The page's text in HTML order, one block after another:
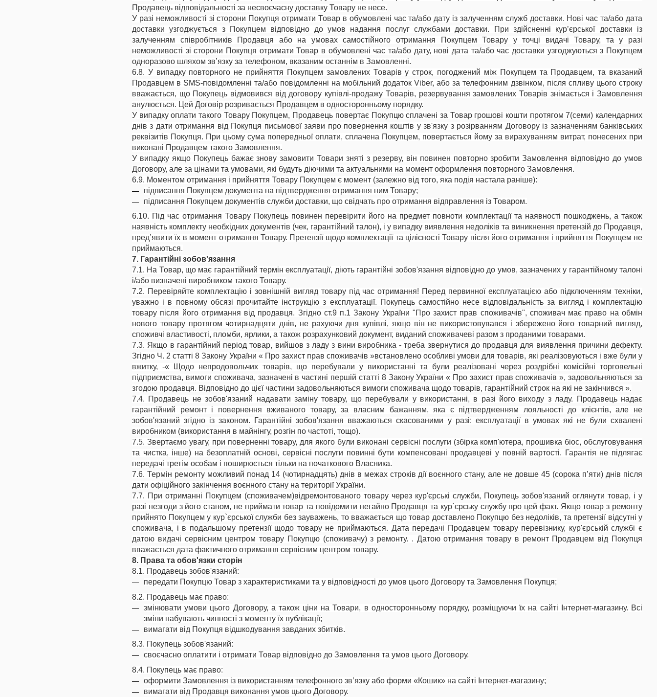
Продавець відповідальності за несвоєчасну доставку Товару не несе.
У разі неможливості зі сторони Покупця отримати Товар в обумовлені час та/або дату із залученням служб доставки. Нові час та/або дата
доставки узгоджується з Покупцем відповідно до умов надання послуг службами доставки. При здійсненні кур’єрської доставки із
залученням співробітників Продавця або на умовах самостійного отримання Покупцем Товару у точці видачі Товару, та у разі
неможливості зі сторони Покупця отримати Товар в обумовлені час та/або дату, нові дата та/або час доставки узгоджуються з Покупцем
одноразово шляхом зв’язку за телефоном, вказаним останнім в Замовленні.
6.8. У випадку повторного не прийняття Покупцем замовлених Товарів у строк, погоджений між Покупцем та Продавцем, та вказаний
Продавцем в SMS-повідомленні та/або повідомленні на мобільний додаток Viber, або за телефонним дзвінком, після спливу цього строку
вважається, що Покупець відмовився від договору купівлі-продажу Товарів, резервування замовлених Товарів знімається і Замовлення
анулюється. Цей Договір розривається Продавцем в односторонньому порядку.
У випадку оплати такого Товару Покупцем, Продавець повертає Покупцю сплачені за Товар грошові кошти протягом 7(семи) календарних
днів з дати отримання від Покупця письмової заяви про повернення коштів у зв'язку з розірванням Договору із зазначенням банківських
реквізитів Покупця. При цьому сума попередньої оплати, сплачена Покупцем, повертається йому за вирахуванням витрат, понесених при
виконані Продавцем такого Замовлення.
У випадку якщо Покупець бажає знову замовити Товари зняті з резерву, він повинен повторно зробити Замовлення відповідно до умов
Договору, але за цінами та умовами, які будуть діючими та актуальними на момент оформлення повторного Замовлення.
6.9. Моментом отримання і прийняття Товару Покупцем є момент (залежно від того, яка подія настала раніше):
підписання Покупцем документа на підтвердження отримання ним Товару;
підписання Покупцем документів служби доставки, що свідчать про отримання відправлення із Товаром.
6.10. Під час отримання Товару Покупець повинен перевірити його на предмет повноти комплектації та наявності пошкоджень, а також
наявність комплекту необхідних документів (чек, гарантійний талон), і у випадку виявлення недоліків та виникнення претензій до Продавця,
пред’явити їх в момент отримання Товару. Претензії щодо комплектації та цілісності Товару після його отримання і прийняття Покупцем не
приймаються.
7. Гарантійні зобов'язання
7.1. На Товар, що має гарантійний термін експлуатації, діють гарантійні зобов'язання відповідно до умов, зазначених у гарантійному талоні
і/або визначені виробником такого Товару.
7.2. Перевіряйте комплектацію і зовнішній вигляд товару під час отримання! Перед первинної експлуатацією або підключенням техніки,
уважно і в повному обсязі прочитайте інструкцію з експлуатації. Покупець самостійно несе відповідальність за вигляд і комплектацію
товару після його отримання від продавця. Згідно ст.9 п.1 Закону України "Про захист прав споживачів", споживач має право на обмін
нового товару протягом чотирнадцяти днів, не рахуючи дня купівлі, якщо він не використовувався і збережено його товарний вигляд,
споживчі властивості, пломби, ярлики, а також розрахунковий документ, виданий споживачеві разом з проданими товарами.
7.3. Якщо в гарантійний період товар, вийшов з ладу з вини виробника - треба звернутися до продавця для виявлення причини дефекту.
Згідно Ч. 2 статті 8 Закону України « Про захист прав споживачів »встановлено особливі умови для товарів, які реалізовуються і вже були у
вжитку, -« Щодо непродовольчих товарів, що перебували у використанні та були реалізовані через роздрібні комісійні торговельні
підприємства, вимоги споживача, зазначені в частині першій статті 8 Закону України « Про захист прав споживачів », задовольняються за
згодою продавця. Відповідно до цієї частини задовольняються вимоги споживача щодо товарів, гарантійний строк на які не закінчився ».
7.4. Продавець не зобов'язаний надавати заміну товару, що перебували у використанні, в разі його виходу з ладу. Продавець надає
гарантійний ремонт і повернення вживаного товару, за власним бажанням, яка є підтвердженням лояльності до клієнтів, але не
зобов'язаний згідно із законом. Гарантійні зобов'язання вважаються скасованими у разі: експлуатації в умовах які не були схвалені
виробником (використання в майнінгу, розгін по частоті, тощо).
7.5. Звертаємо увагу, при поверненні товару, для якого були виконані сервісні послуги (збірка комп'ютера, прошивка біос, обслуговування
та чистка, інше) на безоплатній основі, сервісні послуги повинні бути компенсовані продавцеві у повній вартості. Гарантія не підлягає
передачі третім особам і поширюється тільки на початкового Власника.
7.6. Термін ремонту можливий понад 14 (чотирнадцять) днів в межах строків дії воєнного стану, але не довше 45 (сорока п’яти) днів після
дати офіційного закінчення воєнного стану на території України.
7.7. При отриманні Покупцем (споживачем)відремонтованого товару через кур'єрські служби, Покупець зобов'язаний оглянути товар, і у
разі незгоди з його станом, не приймати товар та повідомити негайно Продавця та кур`єрську службу про цей факт. Якщо товар з ремонту
прийнято Покупцем у кур`єрської служби без зауважень, то вважається що товар доставлено Покупцю без недоліків, та претензії відсутні у
споживача, і в подальшому претензії щодо товару не приймаються. Дата передачі Продавцем товару перевізнику, кур'єрській службі є
датою видачі сервісним центром товару Покупцю (споживачу) з ремонту. . Датою отримання товару в ремонт Продавцем від Покупця
вважається дата фактичного отримання сервісним центром товару.
8. Права та обов'язки сторін
8.1. Продавець зобов'язаний:
передати Покупцю Товар з характеристиками та у відповідності до умов цього Договору та Замовлення Покупця;
8.2. Продавець має право:
змінювати умови цього Договору, а також ціни на Товари, в односторонньому порядку, розміщуючи їх на сайті Інтернет-магазину. Всі
зміни набувають чинності з моменту їх публікації;
вимагати від Покупця відшкодування завданих збитків.
8.3. Покупець зобов'язаний:
своєчасно оплатити і отримати Товар відповідно до Замовлення та умов цього Договору.
8.4. Покупець має право:
оформити Замовлення із використанням телефонного зв’язку або форми «Кошик» на сайті Інтернет-магазину;
вимагати від Продавця виконання умов цього Договору.